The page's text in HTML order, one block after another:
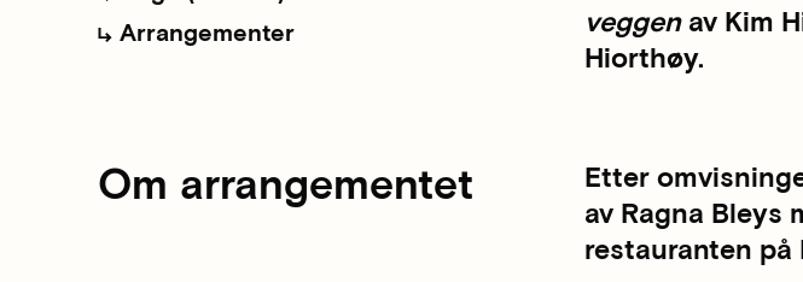
Arrangementer
veggenav Kim
Hiorthøy.
Om arrangementet
Etter
av Ragna Bleys
restauranten på